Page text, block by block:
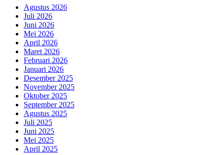
Agustus 2026
Juli 2026
Juni 2026
Mei 2026
April 2026
Maret 2026
Februari 2026
Januari 2026
Desember 2025
November 2025
Oktober 2025
September 2025
Agustus 2025
Juli 2025
Juni 2025
Mei 2025
April 2025